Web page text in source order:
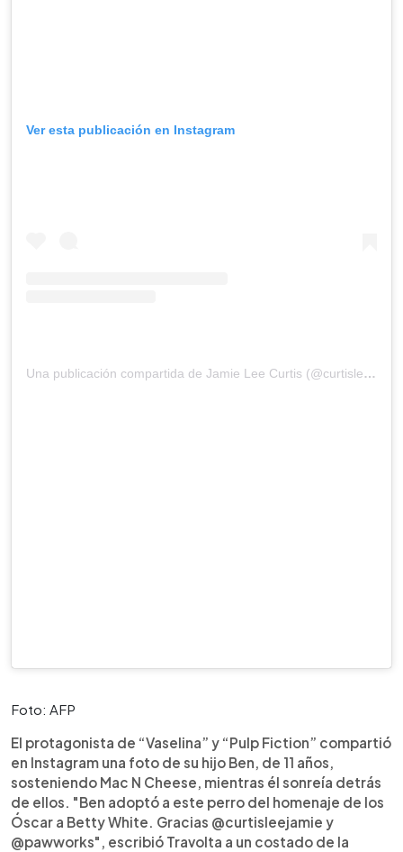
Ver esta publicación en Instagram
Una publicación compartida de Jamie Lee Curtis (@curtisleejamie)
Foto: AFP
El protagonista de “Vaselina” y “Pulp Fiction” compartió
en Instagram una foto de su hijo Ben, de 11 años,
sosteniendo Mac N Cheese, mientras él sonreía detrás
de ellos. "Ben adoptó a este perro del homenaje de los
Óscar a Betty White. Gracias @curtisleejamie y
@pawworks", escribió Travolta a un costado de la